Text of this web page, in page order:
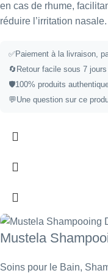
en cas de rhume,
réduire l’irritation nasale.
✅Paiement à la livraison,
🔄 Retour facile sous 7
🛡️100% produits
💬Une question sur ce
Mustela
Soins pour le Bain,